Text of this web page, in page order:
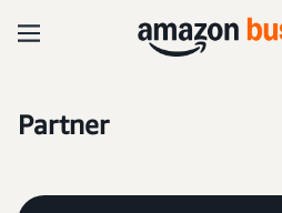
Partner